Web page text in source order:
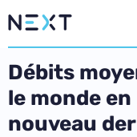
Débits
le monde
nouveau